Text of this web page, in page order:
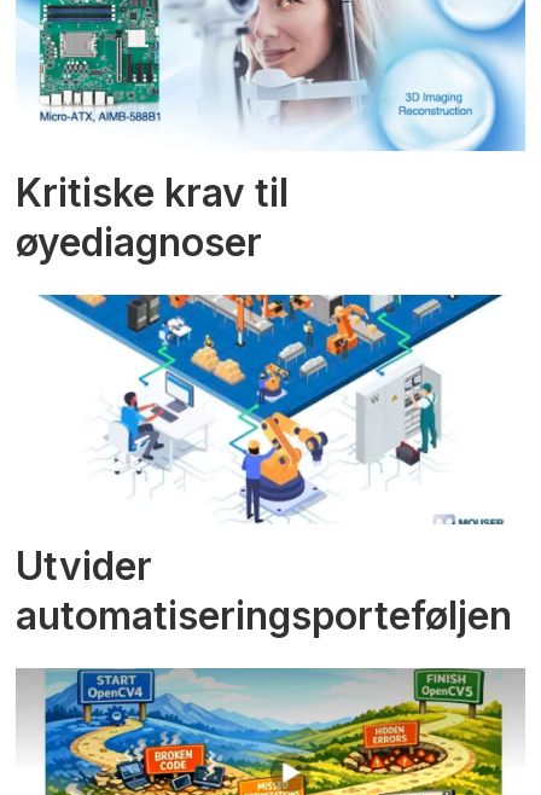
Kritiske krav til
øyediagnoser
Utvider
automatiseringsporteføljen